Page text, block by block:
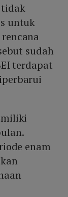
untuk
sudah
terdapat
enam